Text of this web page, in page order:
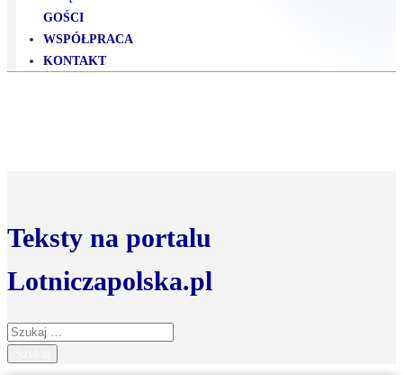
GOŚCI
WSPÓŁPRACA
KONTAKT
Teksty na portalu
Lotniczapolska.pl
Szukaj: